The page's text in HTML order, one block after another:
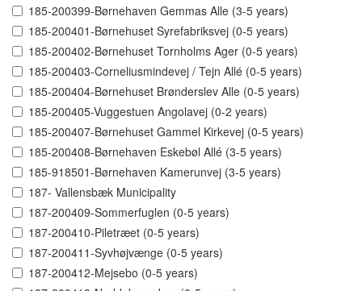
185-200399-Børnehaven Gemmas Alle (3-5 years)
185-200401-Børnehuset Syrefabriksvej (0-5 years)
185-200402-Børnehuset Tornholms Ager (0-5 years)
185-200403-Corneliusmindevej / Tejn Allé (0-5 years)
185-200404-Børnehuset Brønderslev Alle (0-5 years)
185-200405-Vuggestuen Angolavej (0-2 years)
185-200407-Børnehuset Gammel Kirkevej (0-5 years)
185-200408-Børnehaven Eskebøl Allé (3-5 years)
185-918501-Børnehaven Kamerunvej (3-5 years)
187- Vallensbæk Municipality
187-200409-Sommerfuglen (0-5 years)
187-200410-Piletræet (0-5 years)
187-200411-Syvhøjvænge (0-5 years)
187-200412-Mejsebo (0-5 years)